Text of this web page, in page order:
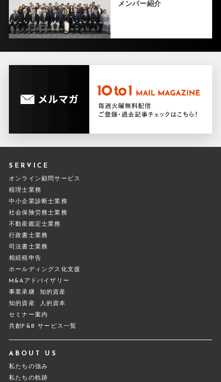
メンバー紹介
SERVICE
オンライン顧問サービス
税理士業務
中小企業診断士業務
社会保険労務士業務
不動産鑑定士業務
行政書士業務
司法書士業務
相続税申告
ホールディングス化支援
M&Aアドバイザリー
事業承継
知的資産
知的資産
人的資本
セミナー案内
共創F&B サービス一覧
ABOUT US
私たちの強み
私たちの軌跡